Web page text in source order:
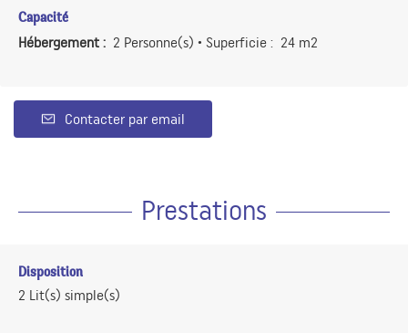
Capacité
Hébergement : 2 Personne(s) • Superficie : 24 m2
Contacter par email
Prestations
Disposition
2 Lit(s) simple(s)